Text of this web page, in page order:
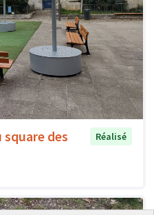
des
Réalisé